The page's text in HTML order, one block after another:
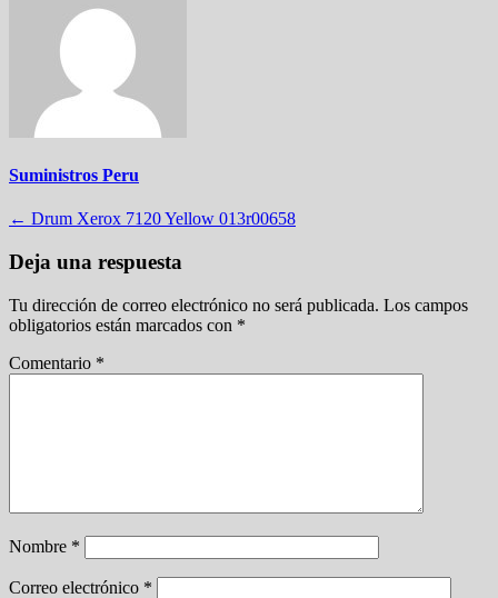
Suministros Peru
Navegación
de
entradas
← Drum Xerox 7120 Yellow 013r00658
Deja una respuesta
Tu dirección de correo electrónico no será publicada. Los campos
obligatorios están marcados con *
Comentario *
Nombre *
Correo electrónico *